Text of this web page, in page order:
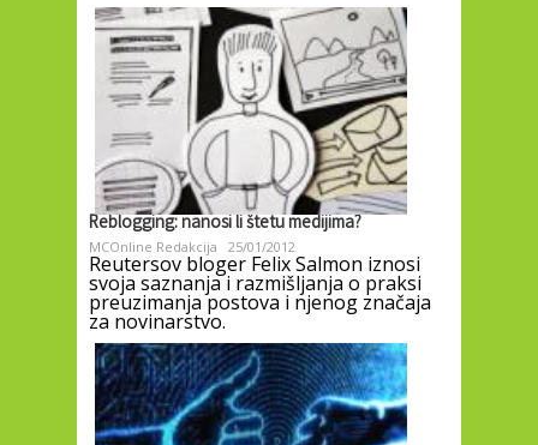
Reblogging: nanosi li štetu medijima?
MCOnline Redakcija 25/01/2012
Reutersov bloger Felix Salmon iznosi
svoja saznanja i razmišljanja o praksi
preuzimanja postova i njenog značaja
za novinarstvo.